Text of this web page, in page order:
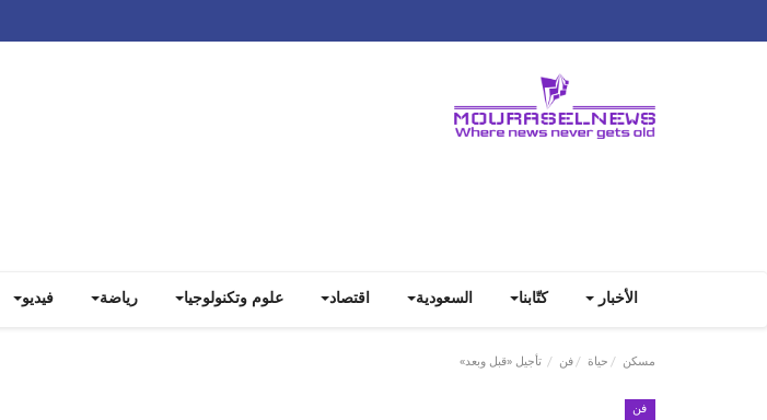
الأخبار كتّابنا السعودية اقتصاد علوم وتكنولوجيا رياضة فيديو
مسكن حياة فن تأجيل «قبل وبعد»
فن